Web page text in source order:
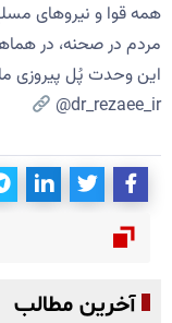
همه قوا و نیروهای
مردم در صحنه، در
این وحدت پُل پیروزی
@dr_rezaee_ir
آخرین مطالب